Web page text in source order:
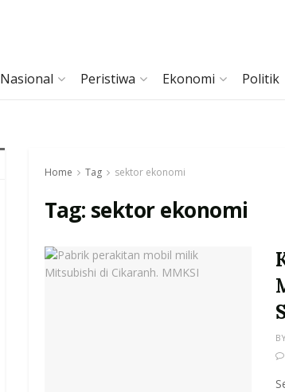
Nasional Peristiwa Ekonomi Politik
Home Tag sektor ekonomi
Tag: sektor ekonomi